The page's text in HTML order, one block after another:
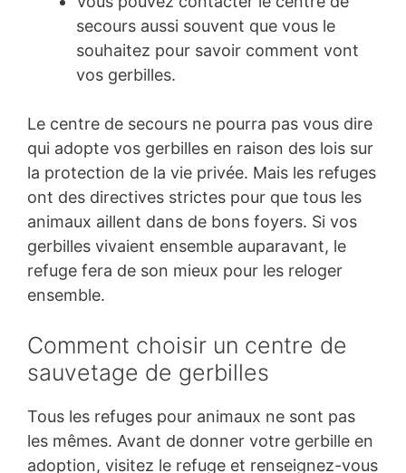
secours aussi souvent que vous le
souhaitez pour savoir comment vont
vos gerbilles.
Le centre de secours ne pourra pas vous dire
qui adopte vos gerbilles en raison des lois sur
la protection de la vie privée. Mais les refuges
ont des directives strictes pour que tous les
animaux aillent dans de bons foyers. Si vos
gerbilles vivaient ensemble auparavant, le
refuge fera de son mieux pour les reloger
ensemble.
Comment choisir un centre de
sauvetage de gerbilles
Tous les refuges pour animaux ne sont pas
les mêmes. Avant de donner votre gerbille en
adoption, visitez le refuge et renseignez-vous